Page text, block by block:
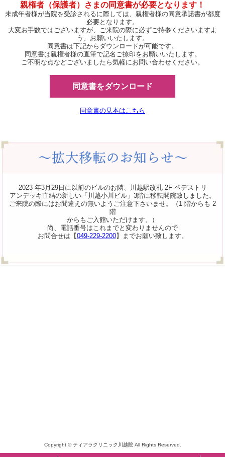
親権者（保護者）さまの同意書が必要となります！
未成年者様が当院を受診されるに際しては、親権者様の同意承諾書が都度
必要となります。
大変お手数ではございますが、ご来院の際に必ずご持参くださいますよ
う、お願いいたします。
同意書は下記からダウンロードが可能です。
同意書は親権者様の直筆で記名ご捺印をお願いいたします。
ご不明な点などございましたら気軽にお問い合わせください。
同意書をダウンロード
同意書の見本はこちら
2023 年3月29日に以前のビルのお隣、川越駅改札 2F ペデストリ
アンデッキ直結の新しい「川越小川ビル」3階に移転開院致しました。
ご来院の際にはお間違えの無いようご注意下さいませ。（1 階からも 2
階
からもご入館いただけます。）
尚、電話番号はこれまでと変わりませんので
お問合せは【049-229-2200】までお願い致します。
Copyright © ティアラクリニック川越院 All Rights Reserved.